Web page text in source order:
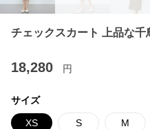
チェックスカート 上品な千
18,280 円
サイズ
XS S M